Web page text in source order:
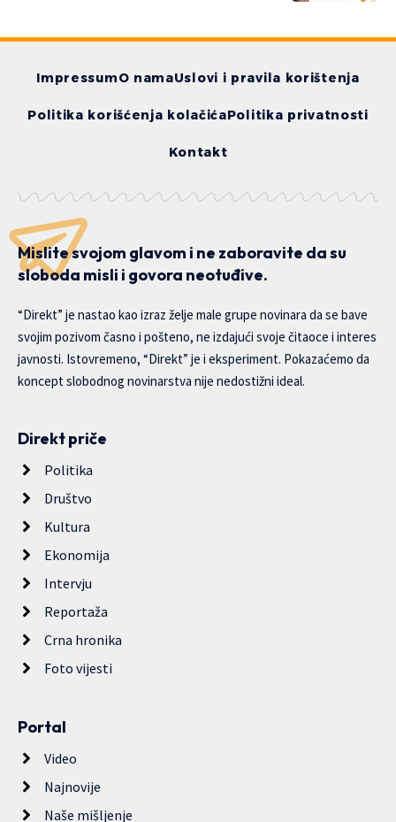
ImpressumO namaUslovi i pravila korištenja
Politika korišćenja kolačićaPolitika privatnosti
Kontakt
Mislite svojom glavom i ne zaboravite da su
sloboda misli i govora neotuđive.
“Direkt” je nastao kao izraz želje male grupe novinara da se bave
svojim pozivom časno i pošteno, ne izdajući svoje čitaoce i interes
javnosti. Istovremeno, “Direkt” je i eksperiment. Pokazaćemo da
koncept slobodnog novinarstva nije nedostižni ideal.
Direkt priče
Politika
Društvo
Kultura
Ekonomija
Intervju
Reportaža
Crna hronika
Foto vijesti
Portal
Video
Najnovije
Naše mišljenje